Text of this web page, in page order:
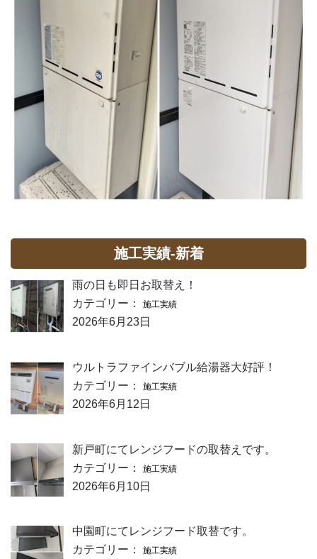
施工実績-新着
雨の日も即日お取替え！
カテゴリー：
施工実績
2026年6月23日
ウルトラファインバブル給湯器大好評！
カテゴリー：
施工実績
2026年6月12日
新戸町にてレンジフードの取替えです。
カテゴリー：
施工実績
2026年6月10日
中園町にてレンジフード取替です。
カテゴリー：
施工実績